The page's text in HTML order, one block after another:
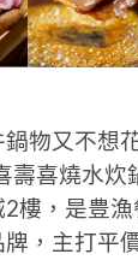
物又不想
壽喜燒水炊
2樓，是豊
，主打平